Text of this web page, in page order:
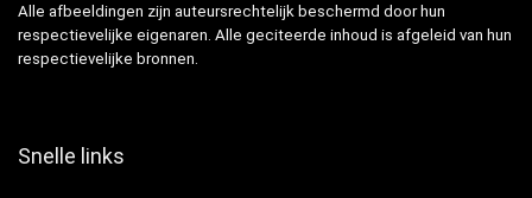
Alle afbeeldingen zijn auteursrechtelijk beschermd door hun
respectievelijke eigenaren. Alle geciteerde inhoud is afgeleid van hun
respectievelijke bronnen.
Snelle links